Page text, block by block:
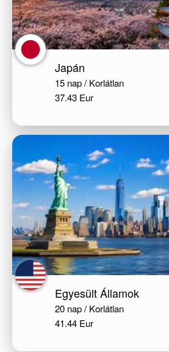
Japán
15 nap / Korlátlan
37.43 Eur
Egyesült Államok
20 nap / Korlátlan
41.44 Eur